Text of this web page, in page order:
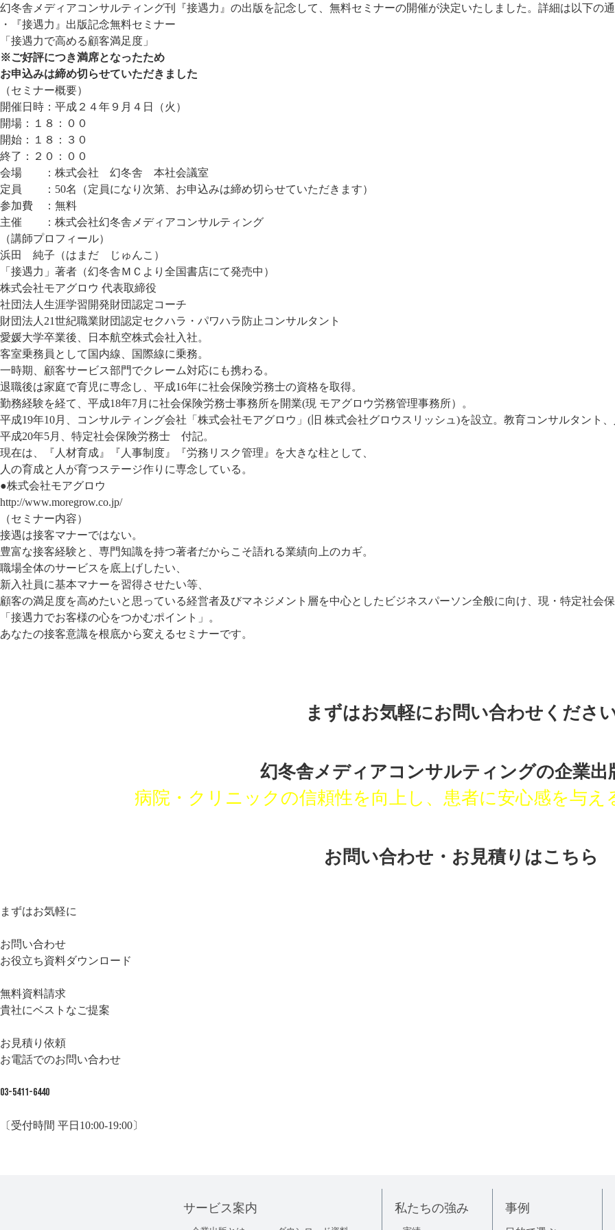
幻冬舎メディアコンサルティング刊『接遇力』の出版を記念して、無料セミナーの開催が決定いたしました。詳細は以下の
・『接遇力』出版記念無料セミナー
「接遇力で高める顧客満足度」
※ご好評につき満席となったため
お申込みは締め切らせていただきました
（セミナー概要）
開催日時：平成２４年９月４日（火）
開場：１８：００
開始：１８：３０
終了：２０：００
会場 ：株式会社 幻冬舎 本社会議室
定員 ：50名（定員になり次第、お申込みは締め切らせていただきます）
参加費 ：無料
主催 ：株式会社幻冬舎メディアコンサルティング
（講師プロフィール）
浜田 純子（はまだ じゅんこ）
「接遇力」著者（幻冬舎ＭＣより全国書店にて発売中）
株式会社モアグロウ 代表取締役
社団法人生涯学習開発財団認定コーチ
財団法人21世紀職業財団認定セクハラ・パワハラ防止コンサルタント
愛媛大学卒業後、日本航空株式会社入社。
客室乗務員として国内線、国際線に乗務。
一時期、顧客サービス部門でクレーム対応にも携わる。
退職後は家庭で育児に専念し、平成16年に社会保険労務士の資格を取得。
勤務経験を経て、平成18年7月に社会保険労務士事務所を開業(現 モアグロウ労務管理事務所）。
平成19年10月、コンサルティング会社「株式会社モアグロウ」(旧 株式会社グロウスリッシュ)を設立。教育コンサルタント
平成20年5月、特定社会保険労務士 付記。
現在は、『人材育成』『人事制度』『労務リスク管理』を大きな柱として、
人の育成と人が育つステージ作りに専念している。
●株式会社モアグロウ
http://www.moregrow.co.jp/
（セミナー内容）
接遇は接客マナーではない。
豊富な接客経験と、専門知識を持つ著者だからこそ語れる業績向上のカギ。
職場全体のサービスを底上げしたい、
新入社員に基本マナーを習得させたい等、
顧客の満足度を高めたいと思っている経営者及びマネジメント層を中心としたビジネスパーソン全般に向け、現・特定社会
「接遇力でお客様の心をつかむポイント」。
あなたの接客意識を根底から変えるセミナーです。
まずはお気軽にお問い合わせくださ
幻冬舎メディアコンサルティングの企業出
病院・クリニックの信頼性を向上し、患者に安心感を与え
お問い合わせ・お見積りはこちら
まずはお気軽に
お問い合わせ
お役立ち資料ダウンロード
無料資料請求
貴社にベストなご提案
お見積り依頼
お電話でのお問い合わせ
03-5411-6440
〔受付時間 平日10:00-19:00〕
サービス案内 私たちの強み 事例